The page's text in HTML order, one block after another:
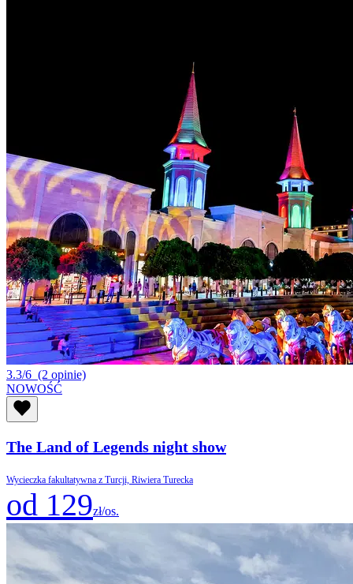
3.3/6 (2 opinie)
NOWOŚĆ
The Land of Legends night show
Wycieczka fakultatywna z Turcji, Riwiera Turecka
od 129zł/os.